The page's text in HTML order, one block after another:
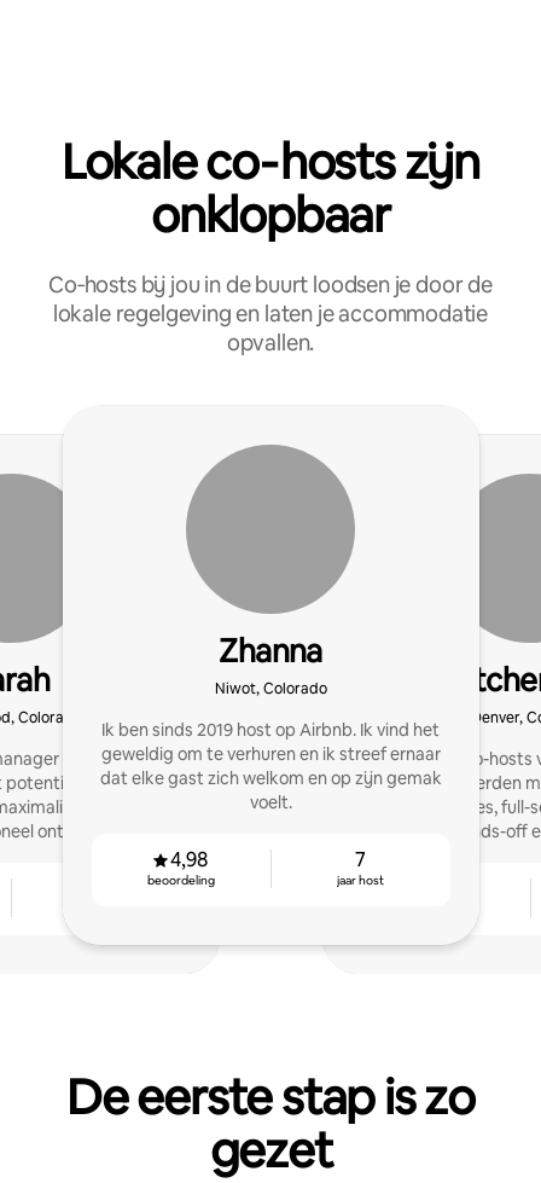
Lokale co‑hosts zijn
onklopbaar
Co‑hosts bij jou in de buurt loodsen je door de
lokale regelgeving en laten je accommodatie
opvallen.
Colorado
en investeerder
potentieel van je
met een
ontwerp en een
Zhanna
Niwot, Colorado
Ik ben sinds 2019 host op Airbnb. Ik vind het
geweldig om te verhuren en ik streef ernaar
dat elke gast zich welkom en op zijn gemak
voelt.
4,98
beoordeling
7
jaar host
Denver,
Professionele co-hosts
organiseerden
accommodaties,
biedt je een hands-off
De eerste stap is zo
gezet